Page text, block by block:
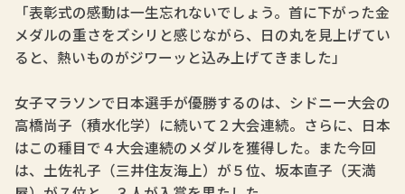
「表彰式の感動は一生忘れないでしょう。首に下がった金
メダルの重さをズシリと感じながら、日の丸を見上げてい
ると、熱いものがジワーッと込み上げてきました」
女子マラソンで日本選手が優勝するのは、シドニー大会の
高橋尚子（積水化学）に続いて２大会連続。さらに、日本
はこの種目で４大会連続のメダルを獲得した。また今回
は、土佐礼子（三井住友海上）が５位、坂本直子（天満